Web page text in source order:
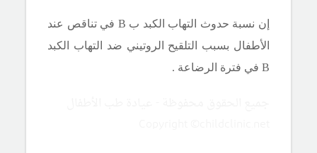
إن نسبة حدوث التهاب الكبد ب B في تناقص عند
الأطفال بسبب التلقيح الروتيني ضد التهاب الكبد
B في فترة الرضاعة .